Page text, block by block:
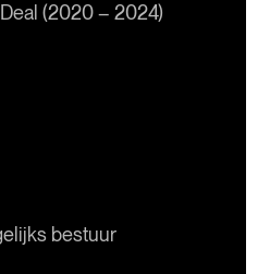
(2020 – 2024)
bestuur